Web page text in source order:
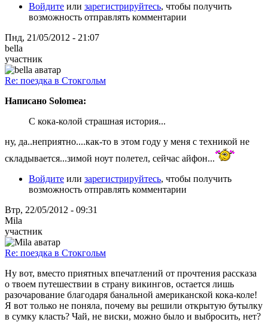
Войдите или зарегистрируйтесь, чтобы получить
возможность отправлять комментарии
Пнд, 21/05/2012 - 21:07
bella
участник
Re: поездка в Стокгольм
Написано Solomea:
С кока-колой страшная история...
ну, да..неприятно....как-то в этом году у меня с техникой не
складывается...зимой ноут полетел, сейчас айфон...
Войдите или зарегистрируйтесь, чтобы получить
возможность отправлять комментарии
Втр, 22/05/2012 - 09:31
Mila
участник
Re: поездка в Стокгольм
Ну вот, вместо приятных впечатлений от прочтения рассказа
о твоем путешествии в страну викингов, остается лишь
разочарование благодаря банальной американской кока-коле!
Я вот только не поняла, почему вы решили открытую бутылку
в сумку класть? Чай, не виски, можно было и выбросить, нет?